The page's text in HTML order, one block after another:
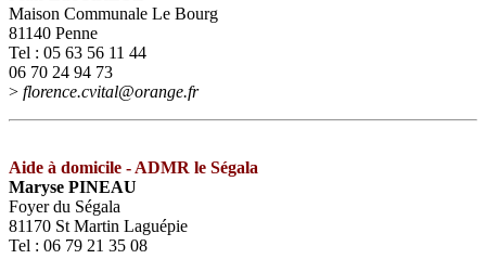
Maison Communale Le Bourg
81140 Penne
Tel : 05 63 56 11 44
06 70 24 94 73
> florence.cvital@orange.fr
Aide à domicile - ADMR le Ségala
Maryse PINEAU
Foyer du Ségala
81170 St Martin Laguépie
Tel : 06 79 21 35 08